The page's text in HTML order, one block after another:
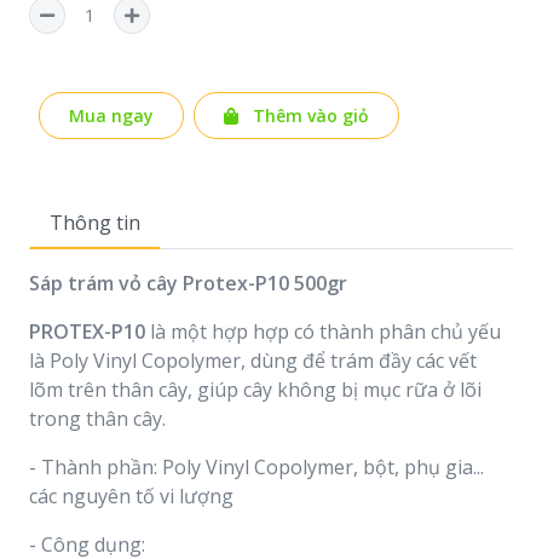
Mua ngay Thêm vào giỏ
Thông tin
Sáp trám vỏ cây Protex-P10 500gr
PROTEX-P10 là một hợp hợp có thành phân chủ yếu
là Poly Vinyl Copolymer, dùng để trám đầy các vết
lõm trên thân cây, giúp cây không bị mục rữa ở lõi
trong thân cây.
- Thành phần: Poly Vinyl Copolymer, bột, phụ gia...
các nguyên tố vi lượng
- Công dụng: